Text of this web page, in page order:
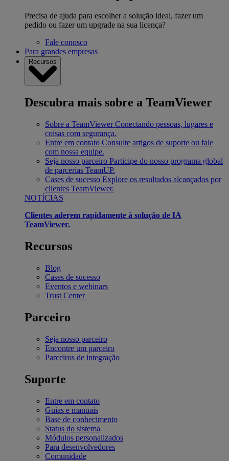
Precisa de ajuda para escolher a solução ideal, fazer um
pedido ou fazer um upgrade na sua licença?
Fale conosco
Para grandes empresas
Recursos
Descubra mais sobre a TeamViewer
Sobre a TeamViewer Conectando pessoas, lugares e
coisas com segurança.
Entre em contato Consulte artigos de suporte ou fale
com nossa equipe.
Seja nosso parceiro Participe do nosso programa global
de parcerias TeamUP.
Cases de sucesso Explore os resultados alcançados por
clientes TeamViewer.
NOTÍCIAS
Clientes aderem rapidamente à solução de IA
TeamViewer.
Recursos
Blog
Cases de sucesso
Eventos e webinars
Trust Center
Parceiro
Seja nosso parceiro
Encontre um parceiro
Parceiros de integração
Suporte
Entre em contato
Guias e manuais
Base de conhecimento
Status do sistema
Módulos personalizados
Para desenvolvedores
Comunidade